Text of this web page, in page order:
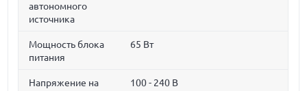
автономного
источника
Мощность блока
питания
65 Вт
Напряжение на
100 - 240 В